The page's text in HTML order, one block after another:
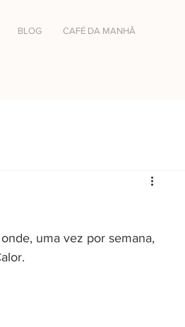
BLOG CAFÉ DA MANHÃ
onde, uma vez por semana,